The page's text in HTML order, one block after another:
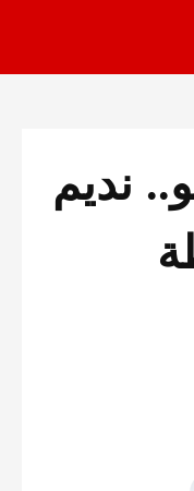
عشرة لثورة 30 يونيو.. نديم